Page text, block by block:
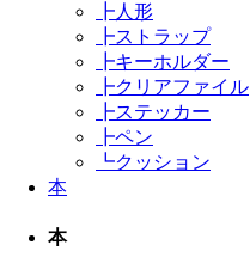
┣人形
┣ストラップ
┣キーホルダー
┣クリアファイル
┣ステッカー
┣ペン
┗クッション
本
本